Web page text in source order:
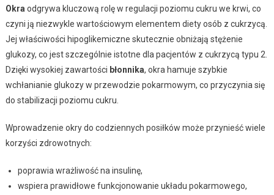
Okra odgrywa kluczową rolę w regulacji poziomu cukru we krwi, co
czyni ją niezwykle wartościowym elementem diety osób z cukrzycą.
Jej właściwości hipoglikemiczne skutecznie obniżają stężenie
glukozy, co jest szczególnie istotne dla pacjentów z cukrzycą typu 2.
Dzięki wysokiej zawartości błonnika, okra hamuje szybkie
wchłanianie glukozy w przewodzie pokarmowym, co przyczynia się
do stabilizacji poziomu cukru.
Wprowadzenie okry do codziennych posiłków może przynieść wiele
korzyści zdrowotnych:
poprawia wrażliwość na insulinę,
wspiera prawidłowe funkcjonowanie układu pokarmowego,